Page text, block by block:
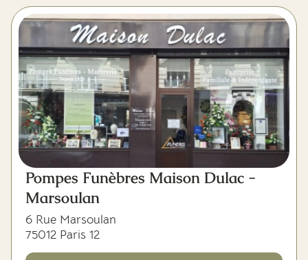
Pompes Funèbres Maison Dulac -
Marsoulan
6 Rue Marsoulan
75012 Paris 12